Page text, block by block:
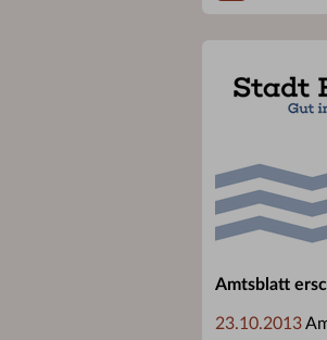
Amtsblatt
23.10.2013